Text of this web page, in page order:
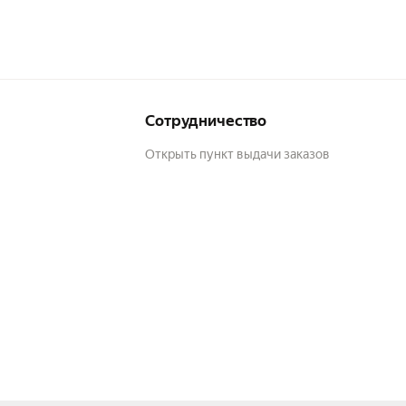
Сотрудничество
Открыть пункт выдачи заказов